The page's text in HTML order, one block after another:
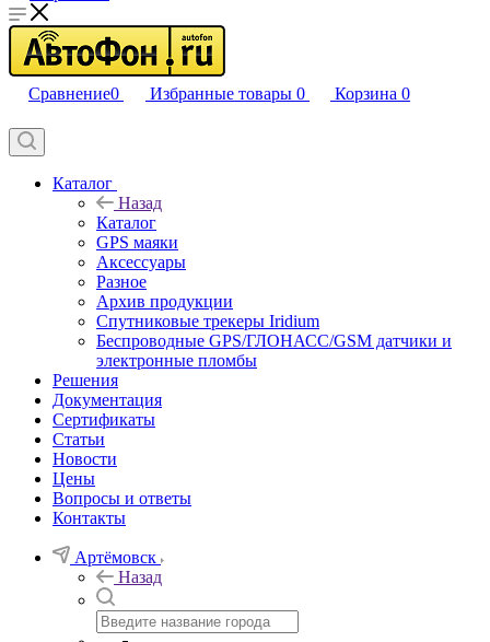
Сравнение0 Избранные товары 0 Корзина 0
Каталог
Назад
Каталог
GPS маяки
Аксессуары
Разное
Архив продукции
Спутниковые трекеры Iridium
Беспроводные GPS/ГЛОНАСС/GSM датчики и
электронные пломбы
Решения
Документация
Сертификаты
Статьи
Новости
Цены
Вопросы и ответы
Контакты
Артёмовск
Назад